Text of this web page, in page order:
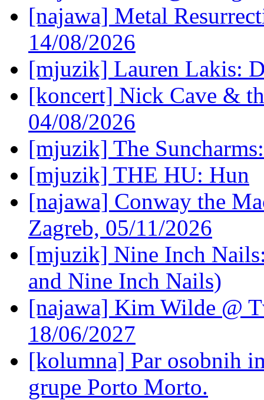
[najawa] Metal
14/08/2026
[mjuzik] Lauren Lakis:
[koncert] Nick Cave &
04/08/2026
[mjuzik] The
[mjuzik] THE HU: Hun
[najawa] Conway the
Zagreb, 05/11/2026
[mjuzik] Nine Inch
and Nine Inch Nails)
[najawa] Kim Wilde @
18/06/2027
[kolumna] Par osobnih
grupe Porto Morto.